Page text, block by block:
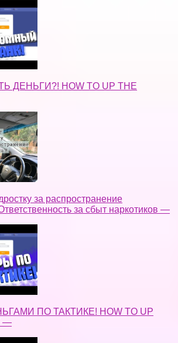
ДЕНЬГИ?! HOW TO UP THE
за распространение
за сбыт наркотиков —
ПО ТАКТИКЕ! HOW TO UP
—